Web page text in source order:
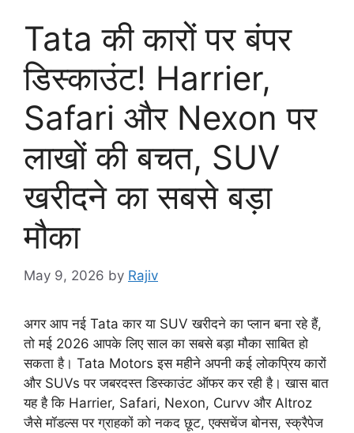
Tata की कारों पर बंपर
डिस्काउंट! Harrier,
Safari और Nexon पर
लाखों की बचत, SUV
खरीदने का सबसे बड़ा
मौका
May 9, 2026 by Rajiv
अगर आप नई Tata कार या SUV खरीदने का प्लान बना रहे हैं,
तो मई 2026 आपके लिए साल का सबसे बड़ा मौका साबित हो
सकता है। Tata Motors इस महीने अपनी कई लोकप्रिय कारों
और SUVs पर जबरदस्त डिस्काउंट ऑफर कर रही है। खास बात
यह है कि Harrier, Safari, Nexon, Curvv और Altroz
जैसे मॉडल्स पर ग्राहकों को नकद छूट, एक्सचेंज बोनस, स्क्रैपेज